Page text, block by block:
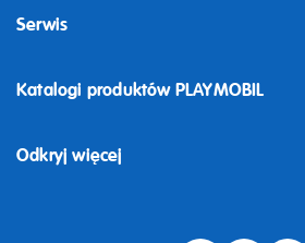
Serwis
Odstąpienie od umowy
Katalogi produktów PLAYMOBIL
Odkryj więcej